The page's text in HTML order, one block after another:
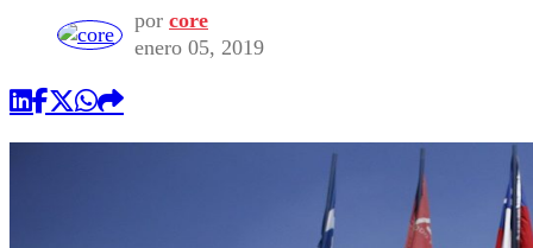
Torneo Internacional
Torneo Nacional
Internacional
Nacional
Programas
Comercial
por core
enero 05, 2019